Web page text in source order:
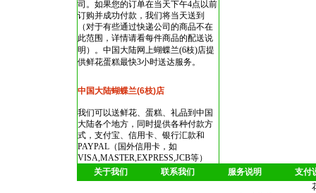
司。如果您的订单在当天下午4点以前
订购并成功付款，我们将当天送到
（对于有些通过快递公司的商品不在
此范围，详情请看每件商品的配送说
明）。 中国大陆网上蝴蝶兰(6枝)店提
供鲜花蛋糕最快3小时送达服务。
中国大陆蝴蝶兰(6枝)店
我们可以送鲜花、蛋糕、礼品到中国
大陆各个地方，同时提供各种付款方
式，支付宝、信用卡、银行汇款和
PAYPAL（国外信用卡，如
VISA,MASTER,EXPRESS,JCB等）
关于我们 联系我们 服务说明
支付